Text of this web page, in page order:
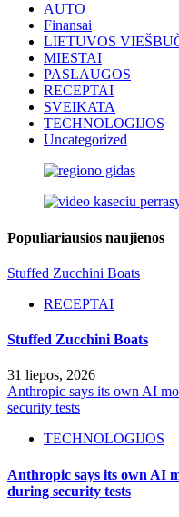
AUTO
Finansai
LIETUVOS
MIESTAI
PASLAUGOS
RECEPTAI
SVEIKATA
TECHNOLOGIJOS
Uncategorized
Populiariausios naujienos
Stuffed Zucchini Boats
RECEPTAI
Stuffed Zucchini Boats
31 liepos, 2026
Anthropic says its own AI
security tests
TECHNOLOGIJOS
Anthropic says its own AI
during security tests